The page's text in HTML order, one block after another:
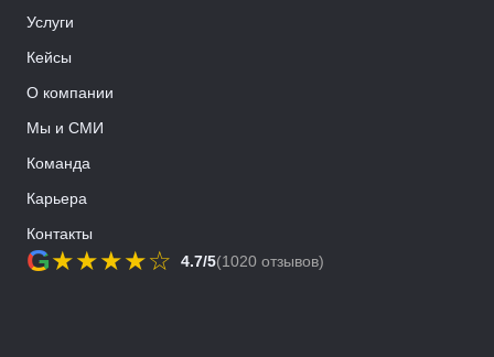
G★★★★☆ 4.7/5(1020 отзывов)
Услуги
Кейсы
О компании
Мы и СМИ
Команда
Карьера
Контакты